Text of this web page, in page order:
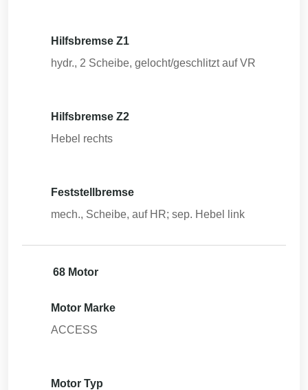
Hilfsbremse Z1
hydr., 2 Scheibe, gelocht/geschlitzt auf VR
Hilfsbremse Z2
Hebel rechts
Feststellbremse
mech., Scheibe, auf HR; sep. Hebel link
68 Motor
Motor Marke
ACCESS
Motor Typ